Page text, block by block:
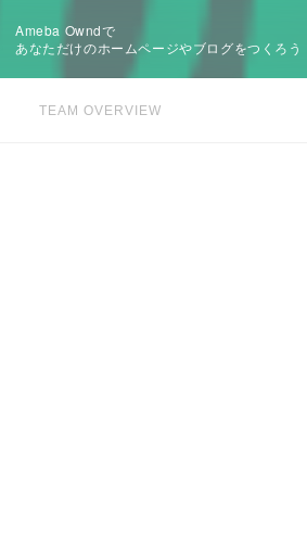
Ameba Owndで
あなただけのホームページやブログをつくろう
TEAM OVERVIEW